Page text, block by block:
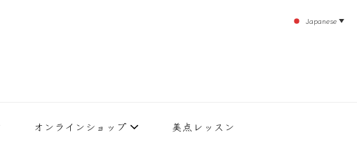
オンラインショップ 美点レッスン
Japanese ▼